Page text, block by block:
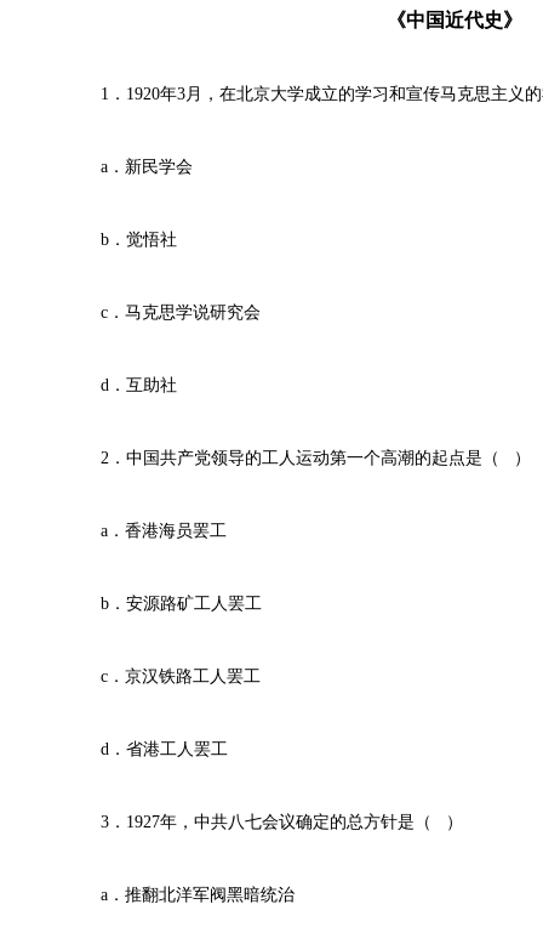
《中国近代史》
1．1920年3月，在北京大学成立的学习和宣传马克思主义
a．新民学会
b．觉悟社
c．马克思学说研究会
d．互助社
2．中国共产党领导的工人运动第一个高潮的起点是（ ）
a．香港海员罢工
b．安源路矿工人罢工
c．京汉铁路工人罢工
d．省港工人罢工
3．1927年，中共八七会议确定的总方针是（ ）
a．推翻北洋军阀黑暗统治